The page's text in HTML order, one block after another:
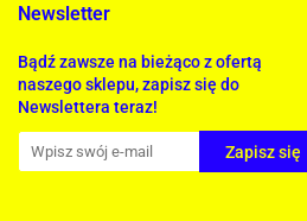
Newsletter
Bądź zawsze na bieżąco z ofertą
naszego sklepu, zapisz się do
Newslettera teraz!